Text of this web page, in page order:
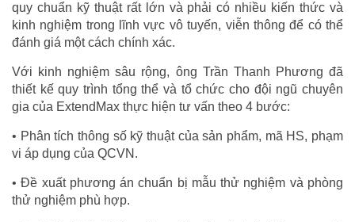
quy chuẩn kỹ thuật rất lớn và phải có nhiều kiến thức và
kinh nghiệm trong lĩnh vực vô tuyến, viễn thông để có thể
đánh giá một cách chính xác.
Với kinh nghiệm sâu rộng, ông Trần Thanh Phương đã
thiết kế quy trình tổng thể và tổ chức cho đội ngũ chuyên
gia của ExtendMax thực hiện tư vấn theo 4 bước:
• Phân tích thông số kỹ thuật của sản phẩm, mã HS, phạm
vi áp dụng của QCVN.
• Đề xuất phương án chuẩn bị mẫu thử nghiệm và phòng
thử nghiệm phù hợp.